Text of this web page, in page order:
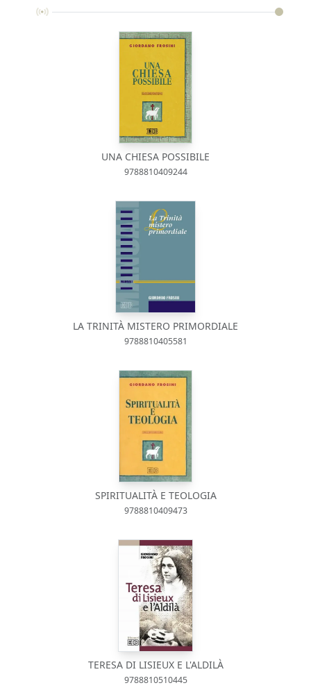
UNA CHIESA POSSIBILE
9788810409244
LA TRINITÀ MISTERO PRIMORDIALE
9788810405581
SPIRITUALITÀ E TEOLOGIA
9788810409473
TERESA DI LISIEUX E L'ALDILÀ
9788810510445